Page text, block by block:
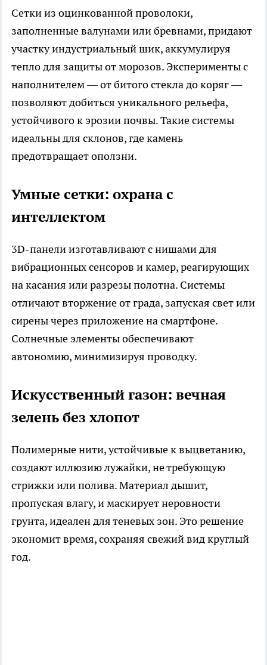
Сетки из оцинкованной проволоки,
заполненные валунами или бревнами, придают
участку индустриальный шик, аккумулируя
тепло для защиты от морозов. Эксперименты с
наполнителем — от битого стекла до коряг —
позволяют добиться уникального рельефа,
устойчивого к эрозии почвы. Такие системы
идеальны для склонов, где камень
предотвращает оползни.​
Умные сетки: охрана с
интеллектом
3D-панели изготавливают с нишами для
вибрационных сенсоров и камер, реагирующих
на касания или разрезы полотна. Системы
отличают вторжение от града, запуская свет или
сирены через приложение на смартфоне.
Солнечные элементы обеспечивают
автономию, минимизируя проводку.​
Искусственный газон: вечная
зелень без хлопот
Полимерные нити, устойчивые к выцветанию,
создают иллюзию лужайки, не требующую
стрижки или полива. Материал дышит,
пропуская влагу, и маскирует неровности
грунта, идеален для теневых зон. Это решение
экономит время, сохраняя свежий вид круглый
год.​